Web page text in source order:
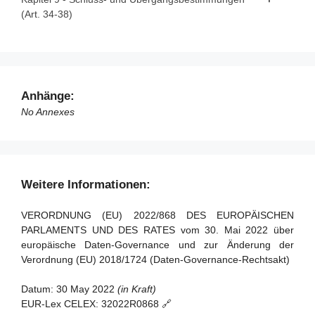
Artikel 23 - Für die Registrierung von datenaltruistischen
Datenaltruismus
Artikel 33 - Ausschussverfahren
(Art. 34-38)
Artikel 37 - Übergangsregelung
Anhänge:
No Annexes
Weitere Informationen:
VERORDNUNG (EU) 2022/868 DES EUROPÄISCHEN
PARLAMENTS UND DES RATES vom 30. Mai 2022 über
europäische Daten-Governance und zur Änderung der
Verordnung (EU) 2018/1724 (Daten-Governance-Rechtsakt)
Datum: 30 May 2022 (in Kraft)
EUR-Lex CELEX: 32022R0868 🔗